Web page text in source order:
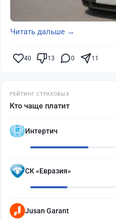
Читать дальше →
40 13 0 11
РЕЙТИНГ СТРАХОВЫХ
Кто чаще платит
Интертич
СК «Евразия»
Jusan Garant